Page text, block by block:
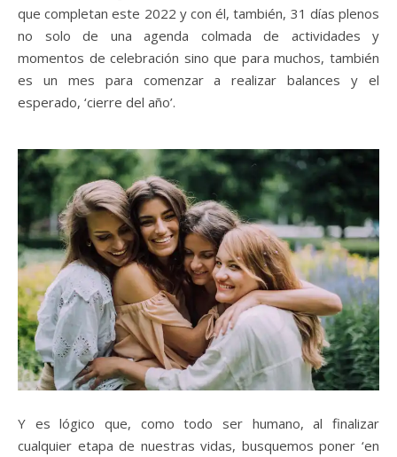
que completan este 2022 y con él, también, 31 días plenos
no solo de una agenda colmada de actividades y
momentos de celebración sino que para muchos, también
es un mes para comenzar a realizar balances y el
esperado, ‘cierre del año’.
Y es lógico que, como todo ser humano, al finalizar
cualquier etapa de nuestras vidas, busquemos poner ‘en